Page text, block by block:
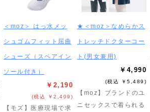
＜moz＞ はっ水メッ
シュゴムフィット屈曲
シューズ（スペアイン
ソール付き）
￥2,190
(税込 ￥2,409)
【モズ】医療現場で求
★＜moz＞なめらかス
トレッチドクターコー
ト(男女兼用)
￥4,990
(税込 ￥5,489)
【moz】ブランドのユ
ニセックスで着られる